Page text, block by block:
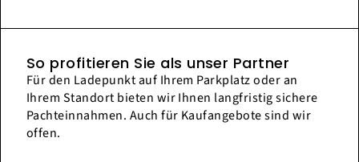
So profitieren Sie als unser Partner
Für den Ladepunkt auf Ihrem Parkplatz oder an
Ihrem Standort bieten wir Ihnen langfristig sichere
Pachteinnahmen. Auch für Kaufangebote sind wir
offen.